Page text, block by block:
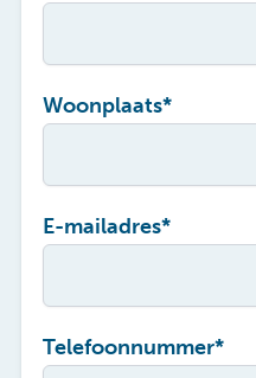
Woonplaats*
E-mailadres*
Telefoonnummer*